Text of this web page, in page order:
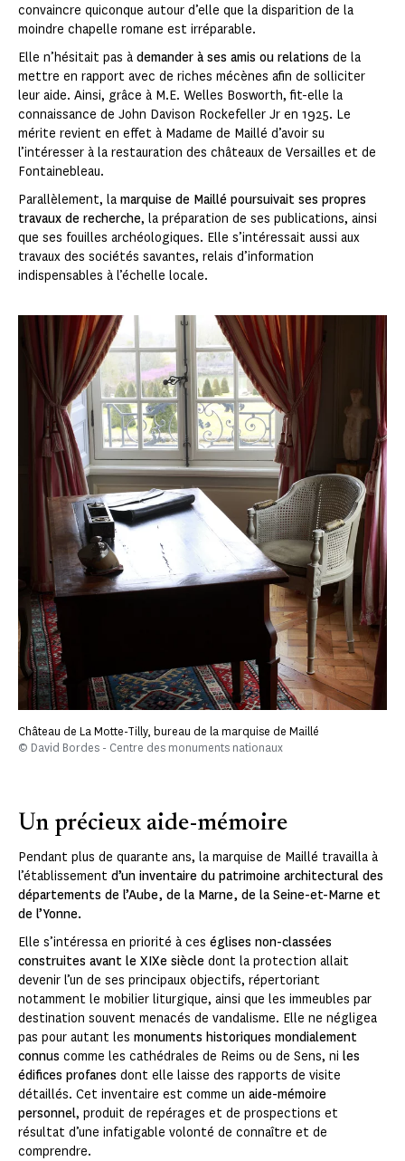
convaincre quiconque autour d’elle que la disparition de la
moindre chapelle romane est irréparable.
Elle n’hésitait pas à demander à ses amis ou relations de la
mettre en rapport avec de riches mécènes afin de solliciter
leur aide. Ainsi, grâce à M.E. Welles Bosworth, fit-elle la
connaissance de John Davison Rockefeller Jr en 1925. Le
mérite revient en effet à Madame de Maillé d’avoir su
l’intéresser à la restauration des châteaux de Versailles et de
Fontainebleau.
Parallèlement, la marquise de Maillé poursuivait ses propres
travaux de recherche, la préparation de ses publications, ainsi
que ses fouilles archéologiques. Elle s’intéressait aussi aux
travaux des sociétés savantes, relais d’information
indispensables à l’échelle locale.
Château de La Motte-Tilly, bureau de la marquise de Maillé
© David Bordes - Centre des monuments nationaux
Un précieux aide-mémoire
Pendant plus de quarante ans, la marquise de Maillé travailla à
l’établissement d’un inventaire du patrimoine architectural des
départements de l’Aube, de la Marne, de la Seine-et-Marne et
de l’Yonne.
Elle s’intéressa en priorité à ces églises non-classées
construites avant le XIXe siècle dont la protection allait
devenir l’un de ses principaux objectifs, répertoriant
notamment le mobilier liturgique, ainsi que les immeubles par
destination souvent menacés de vandalisme. Elle ne négligea
pas pour autant les monuments historiques mondialement
connus comme les cathédrales de Reims ou de Sens, ni les
édifices profanes dont elle laisse des rapports de visite
détaillés. Cet inventaire est comme un aide-mémoire
personnel, produit de repérages et de prospections et
résultat d’une infatigable volonté de connaître et de
comprendre.